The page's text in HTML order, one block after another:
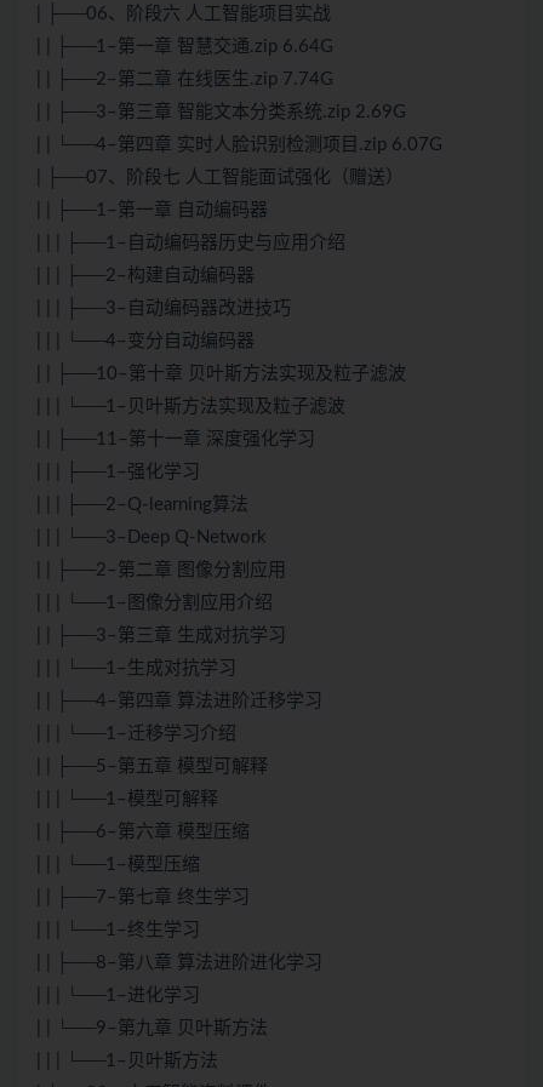
| ├──06、阶段六 人工智能项目实战
| | ├──1–第一章 智慧交通.zip 6.64G
| | ├──2–第二章 在线医生.zip 7.74G
| | ├──3–第三章 智能文本分类系统.zip 2.69G
| | └──4–第四章 实时人脸识别检测项目.zip 6.07G
| ├──07、阶段七 人工智能面试强化（赠送）
| | ├──1–第一章 自动编码器
| | | ├──1–自动编码器历史与应用介绍
| | | ├──2–构建自动编码器
| | | ├──3–自动编码器改进技巧
| | | └──4–变分自动编码器
| | ├──10–第十章 贝叶斯方法实现及粒子滤波
| | | └──1–贝叶斯方法实现及粒子滤波
| | ├──11–第十一章 深度强化学习
| | | ├──1–强化学习
| | | ├──2–Q-learning算法
| | | └──3–Deep Q-Network
| | ├──2–第二章 图像分割应用
| | | └──1–图像分割应用介绍
| | ├──3–第三章 生成对抗学习
| | | └──1–生成对抗学习
| | ├──4–第四章 算法进阶迁移学习
| | | └──1–迁移学习介绍
| | ├──5–第五章 模型可解释
| | | └──1–模型可解释
| | ├──6–第六章 模型压缩
| | | └──1–模型压缩
| | ├──7–第七章 终生学习
| | | └──1–终生学习
| | ├──8–第八章 算法进阶进化学习
| | | └──1–进化学习
| | └──9–第九章 贝叶斯方法
| | | └──1–贝叶斯方法